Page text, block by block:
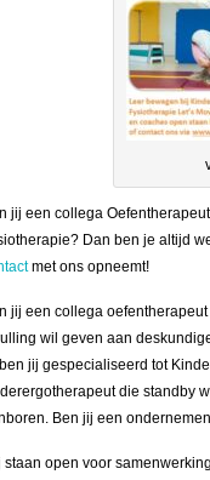
jij een collega
Dan ben je altijd
met ons opneemt!
jij een collega
wil geven aan
jij gespecialiseerd tot
die standby
Ben jij een
staan open voor